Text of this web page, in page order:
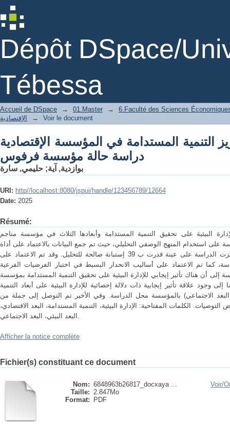
Dépôt DSpace/
Tébessa
في المؤسسة الإقتصادية دراسة حالة مؤسسة
فرفوس
Accueil de DSpace → 01.Master →
6.Faculté des Sciences
الإقتصادية
→ Voir le document
التنمية المستدامة في المؤسسة الإقتصادية
دراسة حالة مؤسسة فرفوس
بوازدية, آية; حليمي, سارة
URI: http//localhost:8080/jspui/handle/123456789/12664
Date: 2025
Résumé:
البيئية على تحقيق التنمية المستدامة وأبعادها الثلاث في مؤسسة مناجم
استخدام المنهج الوصفي التحليلي، حيث تم جمع البيانات بالاعتماد على أداة
الدراسة والمتمثلة في الاستبيان، وقد ارتكزت الدراسة على عينة قدرت ب 39 إستبانة صالحة للتحليل. وقد تم الاعتماد على
كما تم الاعتماد على أساليب الانحدار البسيط في اختبار الفرضيات الفرعية
إلى أن هناك تأثير إيجابي للإدارة البيئية على تحقيق التنمية المستدامة بمؤسسة
علاقة تأثير إيجابية ذات دلالة إحصائية للإدارة البيئية على أبعاد التنمية
البعد الاجتماعي) بالمؤسسة محل الدراسة. وفي الأخير تم التوصل إلى جملة من
التوصيات. الكلمات المفتاحية: الإدارة البيئية، التنمية المستدامة، البعد الاقتصادي،
البعد البيئي، البعد الاجتماعي.
Afficher la notice complète
Fichier(s) constituant ce document
Nom: 6848963b26817_docxaya ...
Taille: 2.847Mo
Format:
PDF
Voir/